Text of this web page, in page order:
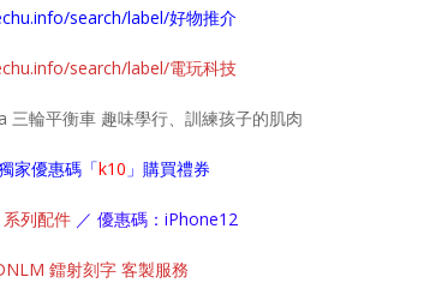
search/label/好物推介
search/label/電玩科技
輪平衡車 趣味學行、訓練孩子的肌肉
家優惠碼「k10 」購買禮券
列配件 ／ 優惠碼：iPhone12
鐳射刻字 客製服務